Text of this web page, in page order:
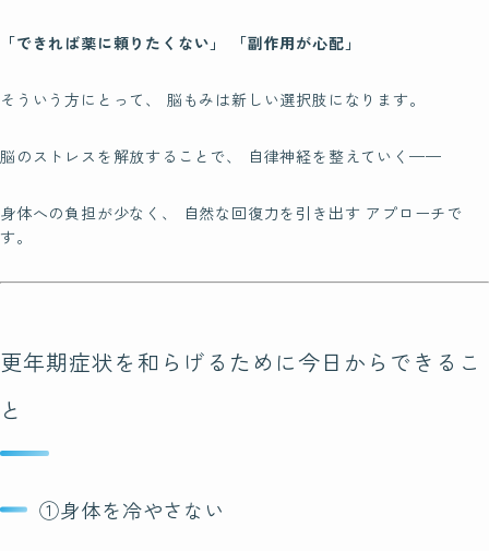
「できれば薬に頼りたくない」 「副作用が心配」
そういう方にとって、 脳もみは新しい選択肢になります。
脳のストレスを解放することで、 自律神経を整えていく——
身体への負担が少なく、 自然な回復力を引き出す アプローチで
す。
更年期症状を和らげるために今日からできるこ
と
①身体を冷やさない